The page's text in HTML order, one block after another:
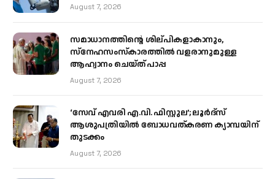
August 7, 2026
സമാധാനത്തിന്റെ ശില്പികളാകാനും,
സ്നേഹസംസ്കാരത്തിൽ വളരാനുമുള്ള
ആഹ്വാനം ചെയ്ത് പാപ്പ
August 7, 2026
‘സേവ് എവരി എ.വി. ഫിസ്റ്റുല’; ലൂർദ്‌സ്
ആശുപത്രിയിൽ ബോധവത്കരണ ക്യാമ്പയിന്
തുടക്കം
August 7, 2026